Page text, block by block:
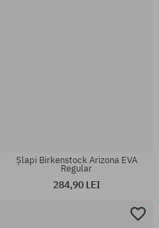
Șlapi Birkenstock Arizona EVA
Regular
284,90 LEI